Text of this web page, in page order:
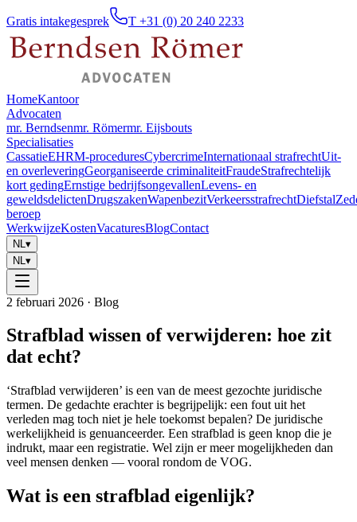
Gratis intakegesprek T +31 (0) 20 240 2233
HomeKantoor
Advocaten
mr. Berndsenmr. Römermr. Eijsbouts
Specialisaties
CassatieEHRM-proceduresCybercrimeInternationaal strafrechtUit-
en overleveringGeorganiseerde criminaliteitFraudeStrafrechtelijk
kort gedingErnstige bedrijfsongevallenLevens- en
geweldsdelictenDrugszakenWapenbezitVerkeersstrafrechtDiefstal
beroep
WerkwijzeKostenVacaturesBlogContact
NL ▾
NL ▾
2 februari 2026 · Blog
Strafblad wissen of verwijderen: hoe zit
dat echt?
‘Strafblad verwijderen’ is een van de meest gezochte juridische
termen. De gedachte erachter is begrijpelijk: een fout uit het
verleden mag toch niet je hele toekomst bepalen? De juridische
werkelijkheid is genuanceerder. Een strafblad is geen knop die je
indrukt, maar een registratie. Wel zijn er meer mogelijkheden dan
veel mensen denken — vooral rondom de VOG.
Wat is een strafblad eigenlijk?